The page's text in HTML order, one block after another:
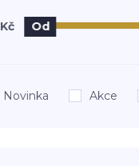
Kč Od
Novinka Akce